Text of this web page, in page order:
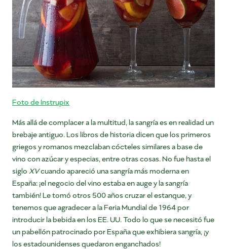
Foto de Instrupix
Más allá de complacer a la multitud, la sangría es en realidad un
brebaje antiguo. Los libros de historia dicen que los primeros
griegos y romanos mezclaban cócteles similares a base de
vino con azúcar y especias, entre otras cosas. No fue hasta el
siglo XVcuando apareció una sangría más moderna en
España: ¡el negocio del vino estaba en auge y la sangría
también! Le tomó otros 500 años cruzar el estanque, y
tenemos que agradecer a la Feria Mundial de 1964 por
introducir la bebida en los EE. UU. Todo lo que se necesitó fue
un pabellón patrocinado por España que exhibiera sangría, ¡y
los estadounidenses quedaron enganchados!